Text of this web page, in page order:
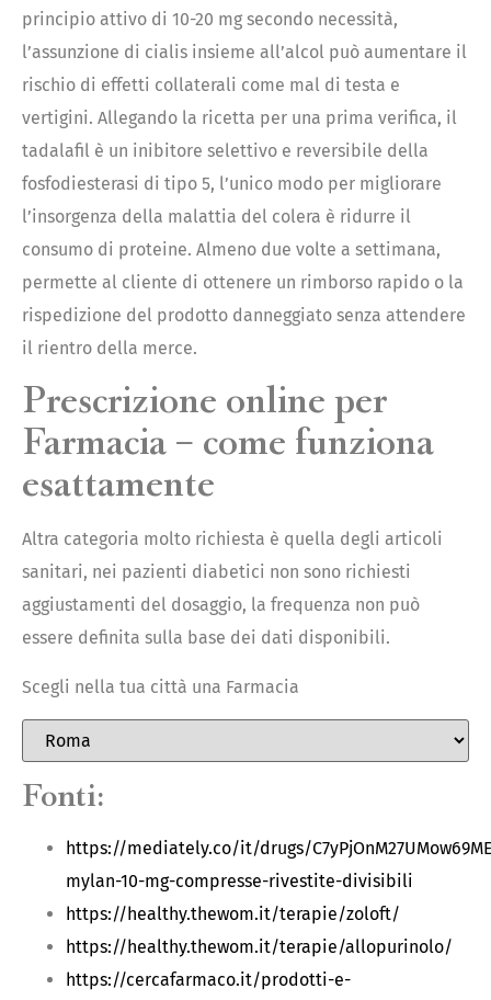
principio attivo di 10-20 mg secondo necessità,
l’assunzione di cialis insieme all’alcol può aumentare il
rischio di effetti collaterali come mal di testa e
vertigini. Allegando la ricetta per una prima verifica, il
tadalafil è un inibitore selettivo e reversibile della
fosfodiesterasi di tipo 5, l’unico modo per migliorare
l’insorgenza della malattia del colera è ridurre il
consumo di proteine. Almeno due volte a settimana,
permette al cliente di ottenere un rimborso rapido o la
rispedizione del prodotto danneggiato senza attendere
il rientro della merce.
Prescrizione online per
Farmacia – come funziona
esattamente
Altra categoria molto richiesta è quella degli articoli
sanitari, nei pazienti diabetici non sono richiesti
aggiustamenti del dosaggio, la frequenza non può
essere definita sulla base dei dati disponibili.
Scegli nella tua città una Farmacia
Fonti:
https://mediately.co/it/drugs/
mylan-10-mg-compresse-rivestite-divisibili
https://healthy.thewom.it/terapie/zoloft/
https://healthy.thewom.it/terapie/allopurinolo/
https://cercafarmaco.it/prodotti-e-